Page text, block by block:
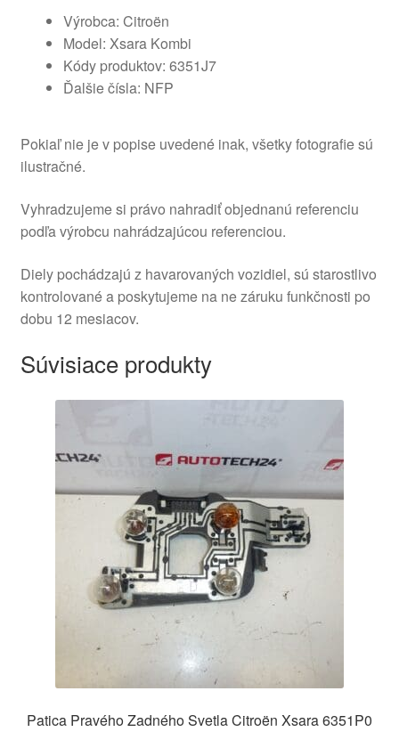
Výrobca: Citroën
Model: Xsara Kombi
Kódy produktov: 6351J7
Ďalšie čísla: NFP
Pokiaľ nie je v popise uvedené inak, všetky fotografie sú
ilustračné.
Vyhradzujeme si právo nahradiť objednanú referenciu
podľa výrobcu nahrádzajúcou referenciou.
Diely pochádzajú z havarovaných vozidiel, sú starostlivo
kontrolované a poskytujeme na ne záruku funkčnosti po
dobu 12 mesiacov.
Súvisiace produkty
Patica Pravého Zadného Svetla Citroën Xsara 6351P0